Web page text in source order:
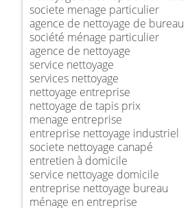
societe menage particulier
agence de nettoyage de bureau
société ménage particulier
agence de nettoyage
service nettoyage
services nettoyage
nettoyage entreprise
nettoyage de tapis prix
menage entreprise
entreprise nettoyage industriel
societe nettoyage canapé
entretien à domicile
service nettoyage domicile
entreprise nettoyage bureau
ménage en entreprise